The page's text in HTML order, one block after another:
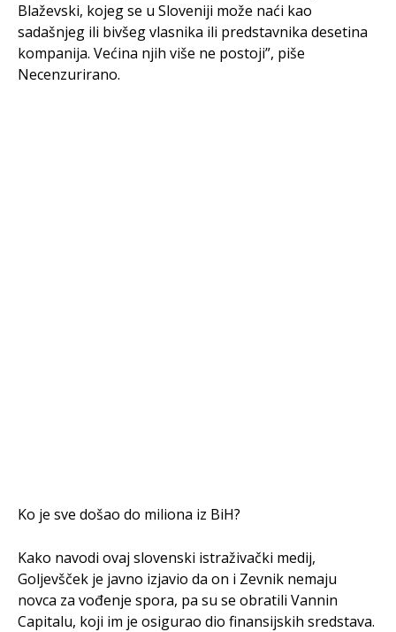
Blaževski, kojeg se u Sloveniji može naći kao
sadašnjeg ili bivšeg vlasnika ili predstavnika desetina
kompanija. Većina njih više ne postoji”, piše
Necenzurirano.
Ko je sve došao do miliona iz BiH?
Kako navodi ovaj slovenski istraživački medij,
Goljevšček je javno izjavio da on i Zevnik nemaju
novca za vođenje spora, pa su se obratili Vannin
Capitalu, koji im je osigurao dio finansijskih sredstava.